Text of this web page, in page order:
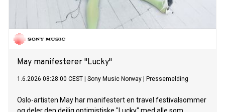
May manifesterer "Lucky"
1.6.2026 08:28:00 CEST Sony Music Norway Pressemelding
Oslo-artisten May har manifestert en travel festivalsommer